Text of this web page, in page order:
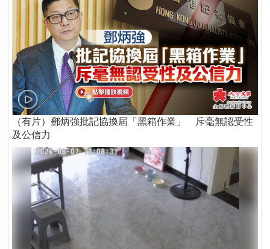
（有片）鄧炳強批記協換屆「黑箱作業」 斥毫無認受性
及公信力